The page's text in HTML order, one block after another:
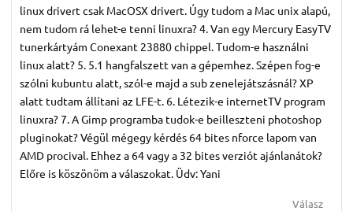
linux drivert csak MacOSX drivert. Úgy tudom a Mac unix alapú,
nem tudom rá lehet-e tenni linuxra? 4. Van egy Mercury EasyTV
tunerkártyám Conexant 23880 chippel. Tudom-e használni
linux alatt? 5. 5.1 hangfalszett van a gépemhez. Szépen fog-e
szólni kubuntu alatt, szól-e majd a sub zenelejátszásnál? XP
alatt tudtam állítani az LFE-t. 6. Létezik-e internetTV program
linuxra? 7. A Gimp programba tudok-e beilleszteni photoshop
pluginokat? Végül mégegy kérdés 64 bites nforce lapom van
AMD procival. Ehhez a 64 vagy a 32 bites verziót ajánlanátok?
Előre is köszönöm a válaszokat. Üdv: Yani
Válasz